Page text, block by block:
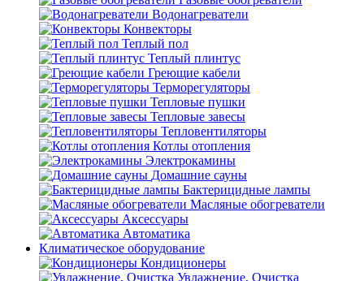
Водонагреватели
Конвекторы
Теплый пол
Теплый плинтус
Греющие кабели
Терморегуляторы
Тепловые пушки
Тепловые завесы
Тепловентиляторы
Котлы отопления
Электрокамины
Домашние сауны
Бактерицидные лампы
Масляные обогреватели
Аксессуары
Автоматика
Климатическое оборудование
Кондиционеры
Увлажнение, Очистка